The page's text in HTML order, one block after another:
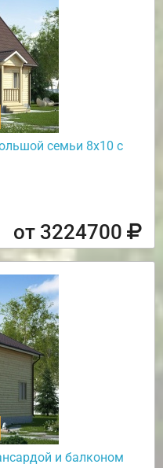
семьи 8х10 с
от 3224700
и балконом